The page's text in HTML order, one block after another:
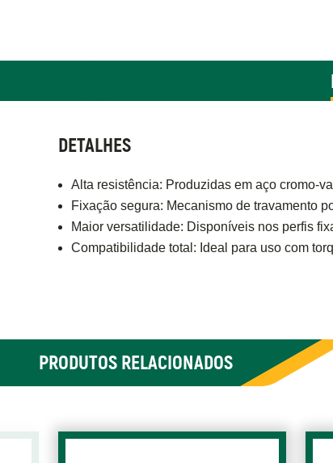
DETALHES
Alta resistência: Produzidas em aço cromo-
Fixação segura: Mecanismo de travamento
Maior versatilidade: Disponíveis nos perfis
Compatibilidade total: Ideal para uso com
PRODUTOS RELACIONADOS